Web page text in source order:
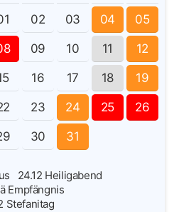
02 03 04 05
09 10 11 12
16 17 18 19
23 24 25 26
30 31
24.12 Heiligabend
Empfängnis
Stefanitag